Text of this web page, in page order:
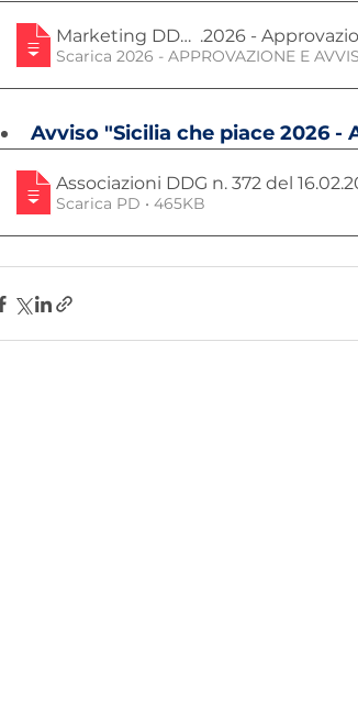
Marketing DDG n. 374 del 16.02
.2026 -
Scarica 2026 - APPROVAZIONE E
Avviso "Sicilia che piace 2026 -
Associazioni DDG n. 372 del
Scarica PD • 465KB